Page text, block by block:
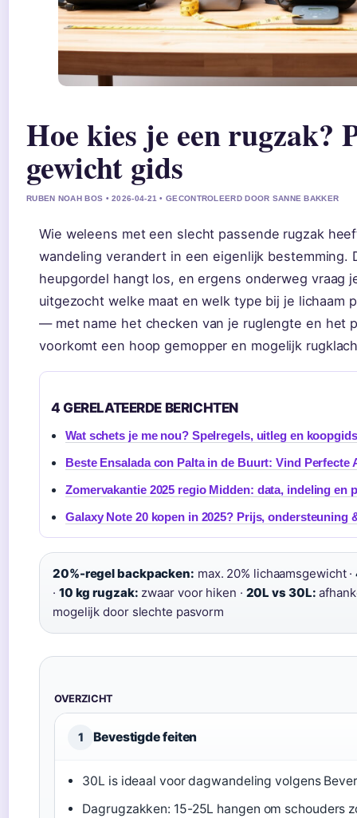
Hoe kies je een rugzak?
gewicht gids
RUBEN NOAH BOS • 2026-04-21 • GECONTROLEERD DOOR SANNE BAKKER
Wie weleens met een slecht passende rugzak
wandeling verandert in een eigenlijk bestemming.
heupgordel hangt los, en ergens onderweg vraag
uitgezocht welke maat en welk type bij je lichaam
— met name het checken van je ruglengte en het
voorkomt een hoop gemopper en mogelijk
4 GERELATEERDE BERICHTEN
Wat schets je me nou? Spelregels, uitleg en
Beste Ensalada con Palta in de Buurt: Vind Perfecte
Zomervakantie 2025 regio Midden: data, indeling en
Galaxy Note 20 kopen in 2025? Prijs, ondersteuning
20%-regel backpacken: max. 20% lichaamsgewicht ·
· 10 kg rugzak: zwaar voor hiken · 20L vs 30L:
mogelijk door slechte pasvorm
OVERZICHT
1 Bevestigde feiten
30L is ideaal voor dagwandeling volgens
Dagrugzakken: 15-25L hangen om schouders